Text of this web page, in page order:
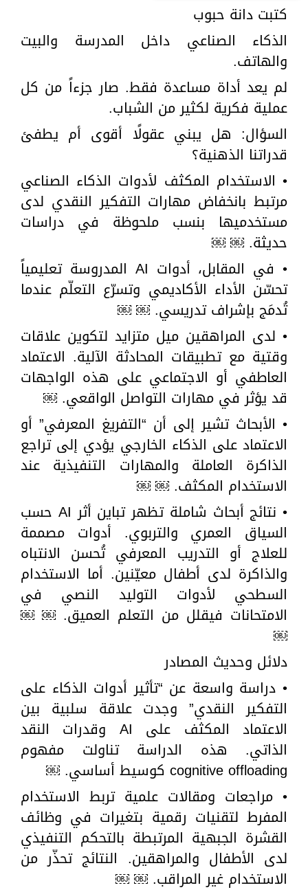
كتبت دانة حبوب
الذكاء الصناعي داخل المدرسة والبيت
والهاتف.
لم يعد أداة مساعدة فقط. صار جزءاً من كل
عملية فكرية لكثير من الشباب.
السؤال: هل يبني عقولًا أقوى أم يطفئ
قدراتنا الذهنية؟
• الاستخدام المكثف لأدوات الذكاء الصناعي
مرتبط بانخفاض مهارات التفكير النقدي لدى
مستخدميها بنسب ملحوظة في دراسات
حديثة. ￼ ￼
• في المقابل، أدوات AI المدروسة تعليمياً
تحسّن الأداء الأكاديمي وتسرّع التعلّم عندما
تُدمَج بإشراف تدريسي. ￼ ￼
• لدى المراهقين ميل متزايد لتكوين علاقات
وقتية مع تطبيقات المحادثة الآلية. الاعتماد
العاطفي أو الاجتماعي على هذه الواجهات
قد يؤثر في مهارات التواصل الواقعي. ￼
• الأبحاث تشير إلى أن “التفريغ المعرفي” أو
الاعتماد على الذكاء الخارجي يؤدي إلى تراجع
الذاكرة العاملة والمهارات التنفيذية عند
الاستخدام المكثف. ￼ ￼
• نتائج أبحاث شاملة تظهر تباين أثر AI حسب
السياق العمري والتربوي. أدوات مصممة
للعلاج أو التدريب المعرفي تُحسن الانتباه
والذاكرة لدى أطفال معيّنين. أما الاستخدام
السطحي لأدوات التوليد النصي في
الامتحانات فيقلل من التعلم العميق. ￼ ￼
￼
دلائل وحديث المصادر
• دراسة واسعة عن “تأثير أدوات الذكاء على
التفكير النقدي” وجدت علاقة سلبية بين
الاعتماد المكثف على AI وقدرات النقد
الذاتي. هذه الدراسة تناولت مفهوم
cognitive offloading كوسيط أساسي. ￼
• مراجعات ومقالات علمية تربط الاستخدام
المفرط لتقنيات رقمية بتغيرات في وظائف
القشرة الجبهية المرتبطة بالتحكم التنفيذي
لدى الأطفال والمراهقين. النتائج تحذّر من
الاستخدام غير المراقب. ￼ ￼